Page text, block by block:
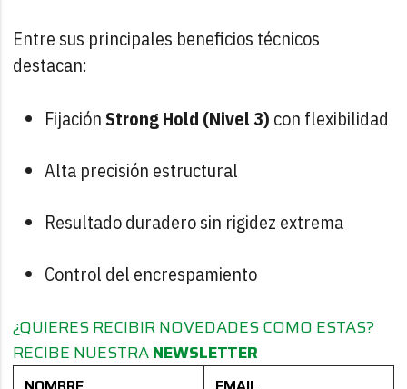
Entre sus principales beneficios técnicos
destacan:
FijaciónStrong Hold (Nivel 3) con flexibilidad
Alta precisión estructural
Resultado duradero sin rigidez extrema
Control del encrespamiento
¿QUIERES RECIBIR NOVEDADES COMO ESTAS?
RECIBE NUESTRANEWSLETTER